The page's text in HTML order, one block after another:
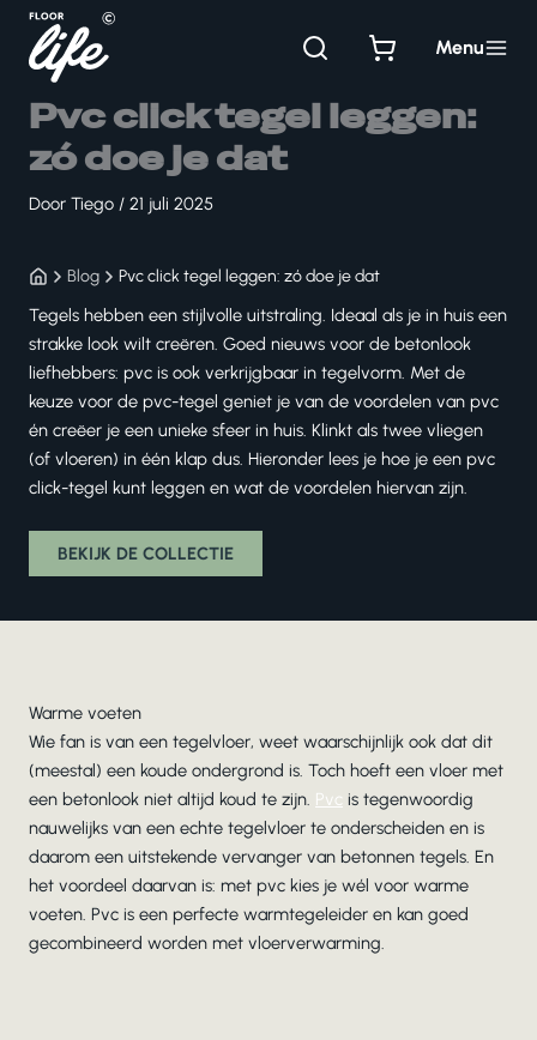
inhoud
Menu
Pvc click tegel leggen:
zó doe je dat
Door Tiego / 21 juli 2025
Blog Pvc click tegel leggen: zó doe je dat
Tegels hebben een stijlvolle uitstraling. Ideaal als je in huis een
strakke look wilt creëren. Goed nieuws voor de betonlook
liefhebbers: pvc is ook verkrijgbaar in tegelvorm. Met de
keuze voor de pvc-tegel geniet je van de voordelen van pvc
én creëer je een unieke sfeer in huis. Klinkt als twee vliegen
(of vloeren) in één klap dus. Hieronder lees je hoe je een pvc
click-tegel kunt leggen en wat de voordelen hiervan zijn.
BEKIJK DE COLLECTIE
Warme voeten
Wie fan is van een tegelvloer, weet waarschijnlijk ook dat dit
(meestal) een koude ondergrond is. Toch hoeft een vloer met
een betonlook niet altijd koud te zijn. Pvc is tegenwoordig
nauwelijks van een echte tegelvloer te onderscheiden en is
daarom een uitstekende vervanger van betonnen tegels. En
het voordeel daarvan is: met pvc kies je wél voor warme
voeten. Pvc is een perfecte warmtegeleider en kan goed
gecombineerd worden met vloerverwarming.